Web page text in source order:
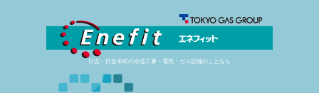
日吉・日吉本町の水道工事・電気・ガス設備のことなら